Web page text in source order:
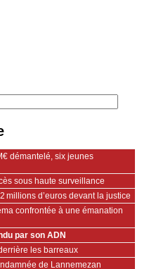
démantelé, six jeunes
sous haute surveillance
millions d’euros devant la justice
confrontée à une émanation
par son ADN
les barreaux
de Lannemezan